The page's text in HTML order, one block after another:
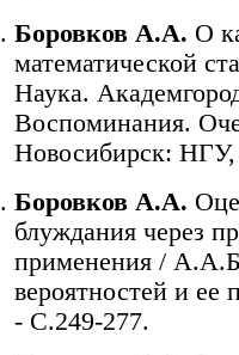
Боровков А.А. О
математической
Наука.
Воспоминания.
Новосибирск:
Боровков А.А.
блуждания через
применения /
вероятностей и
- С.249-277.